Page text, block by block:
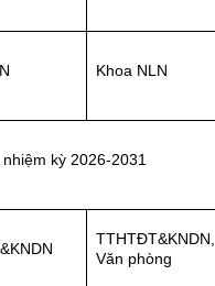
Khoa NLN
kỳ 2026-2031
TTHTĐT&KNDN,
Văn phòng